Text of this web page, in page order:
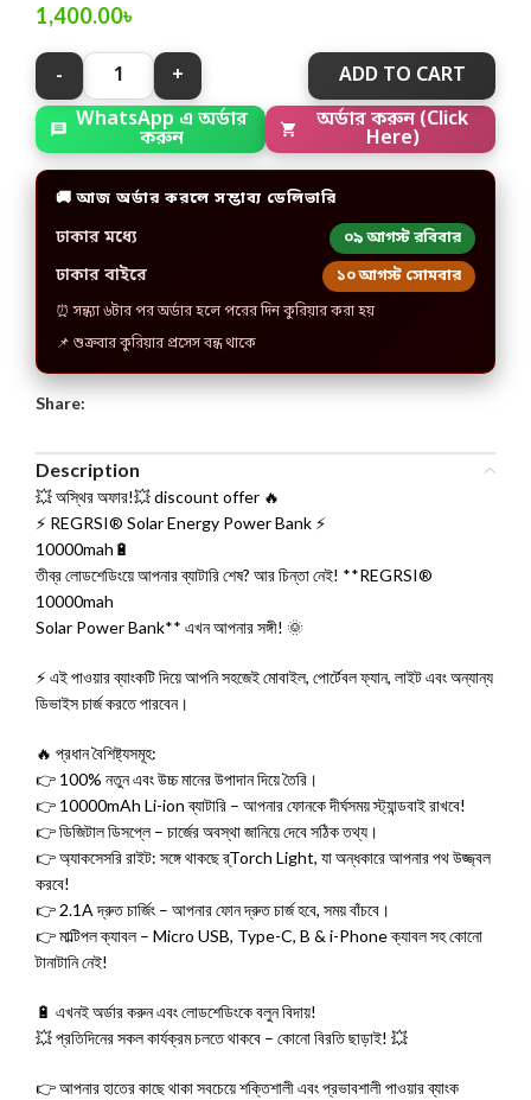
1,400.00৳
ADD TO CART
WhatsApp এ অর্ডার
করুন
অর্ডার করুন (Click
Here)
🚚 আজ অর্ডার করলে সম্ভাব্য ডেলিভারি
ঢাকার মধ্যে ০৯ আগস্ট রবিবার
ঢাকার বাইরে ১০ আগস্ট সোমবার
⏰ সন্ধ্যা ৬টার পর অর্ডার হলে পরের দিন কুরিয়ার করা হয়
📌 শুক্রবার কুরিয়ার প্রসেস বন্ধ থাকে
Share:
Description
💥 অস্থির অফার!💥 discount offer 🔥
⚡ REGRSI® Solar Energy Power Bank ⚡
10000mah🔋
তীব্র লোডশেডিংয়ে আপনার ব্যাটারি শেষ? আর চিন্তা নেই! **REGRSI®
10000mah
Solar Power Bank** এখন আপনার সঙ্গী! 🌞
⚡ এই পাওয়ার ব্যাংকটি দিয়ে আপনি সহজেই মোবাইল, পোর্টেবল ফ্যান, লাইট এবং অন্যান্য
ডিভাইস চার্জ করতে পারবেন।
🔥 প্রধান বৈশিষ্ট্যসমূহ:
👉 100% নতুন এবং উচ্চ মানের উপাদান দিয়ে তৈরি।
👉 10000mAh Li-ion ব্যাটারি – আপনার ফোনকে দীর্ঘসময় স্ট্যান্ডবাই রাখবে!
👉 ডিজিটাল ডিসপ্লে – চার্জের অবস্থা জানিয়ে দেবে সঠিক তথ্য।
👉 অ্যাকসেসরি রাইট: সঙ্গে থাকছে র্Torch Light, যা অন্ধকারে আপনার পথ উজ্জ্বল
করবে!
👉 2.1A দ্রুত চার্জিং – আপনার ফোন দ্রুত চার্জ হবে, সময় বাঁচবে।
👉 মাল্টিপল ক্যাবল – Micro USB, Type-C, B & i-Phone ক্যাবল সহ কোনো
টানাটানি নেই!
🔋 এখনই অর্ডার করুন এবং লোডশেডিংকে বলুন বিদায়!
💥 প্রতিদিনের সকল কার্যক্রম চলতে থাকবে – কোনো বিরতি ছাড়াই! 💥
👉 আপনার হাতের কাছে থাকা সবচেয়ে শক্তিশালী এবং প্রভাবশালী পাওয়ার ব্যাংক